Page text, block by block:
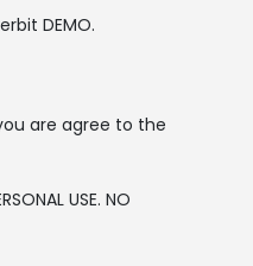
DEMO.
are agree to the
USE. NO